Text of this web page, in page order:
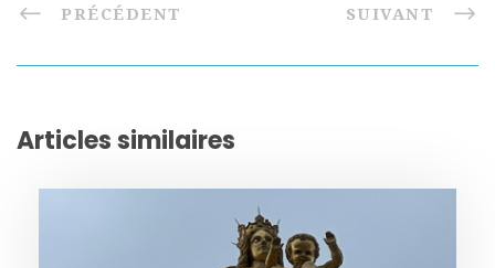
PRÉCÉDENT SUIVANT
Articles similaires